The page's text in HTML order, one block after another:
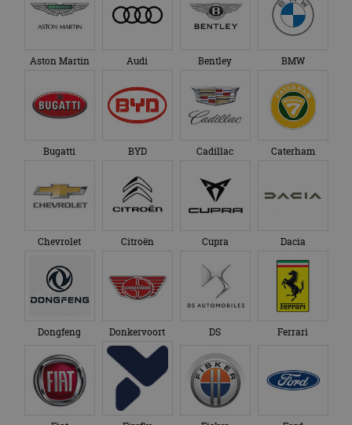
Aston Martin Audi Bentley BMW
Bugatti BYD Cadillac Caterham
Chevrolet Citroën Cupra Dacia
Dongfeng Donkervoort DS Ferrari